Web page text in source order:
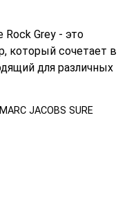
Rock Grey - это
который сочетает в
для различных
JACOBS SURE